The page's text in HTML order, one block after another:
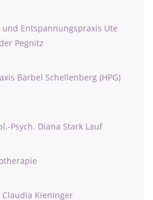
Entspannungspraxis Ute
Pegnitz
Bärbel Schellenberg (HPG)
Psych. Diana Stark Lauf
Claudia Kieninger